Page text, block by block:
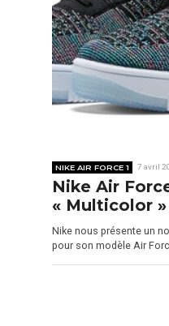
NIKE AIR FORCE 1 7 avril
Nike Air
« Multicolor
Nike nous présente un
pour son modèle Air